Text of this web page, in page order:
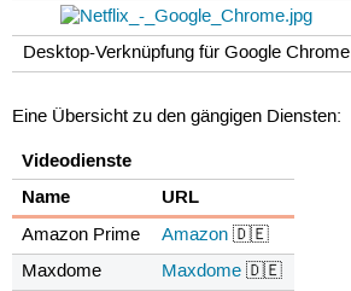
Desktop-Verknüpfung für Google Chrome
Eine Übersicht zu den gängigen Diensten:
Videodienste
Name
URL
Amazon Prime Amazon 🇩🇪
Maxdome
Maxdome 🇩🇪